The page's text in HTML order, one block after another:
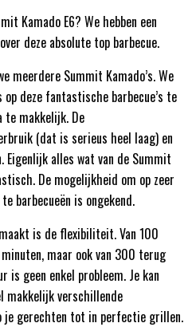
Kamado E6? We hebben een
over deze absolute top barbecue.
meerdere Summit Kamado’s. We
deze fantastische barbecue’s te
te makkelijk. De
(dat is serieus heel laag) en
alles wat van de Summit
De mogelijkheid om op zeer
barbecueën is ongekend.
is de flexibiliteit. Van 100
maar ook van 300 terug
is geen enkel probleem. Je kan
makkelijk verschillende
je gerechten tot in perfectie grillen.